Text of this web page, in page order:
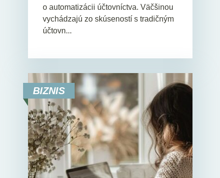
o automatizácii účtovníctva. Väčšinou
vychádzajú zo skúseností s tradičným
účtovn...
BIZNIS